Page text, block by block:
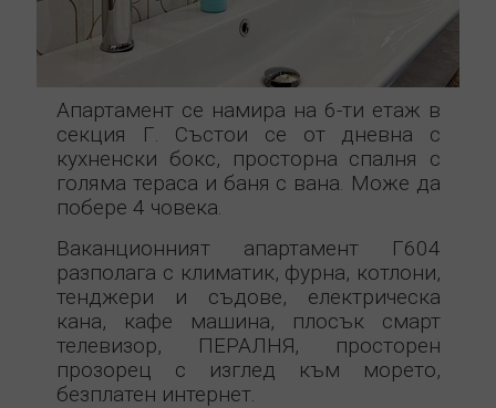
Апартамент се намира на 6-ти етаж в
секция Г. Състои се от дневна с
кухненски бокс, просторна спалня с
голяма тераса и баня с вана. Може да
побере 4 човека.
Ваканционният апартамент Г604
разполага с климатик, фурна, котлони,
тенджери и съдове, електрическа
кана, кафе машина, плосък смарт
телевизор, ПЕРАЛНЯ, просторен
прозорец с изглед към морето,
безплатен интернет.